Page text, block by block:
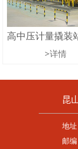
>详情
昆
地
邮